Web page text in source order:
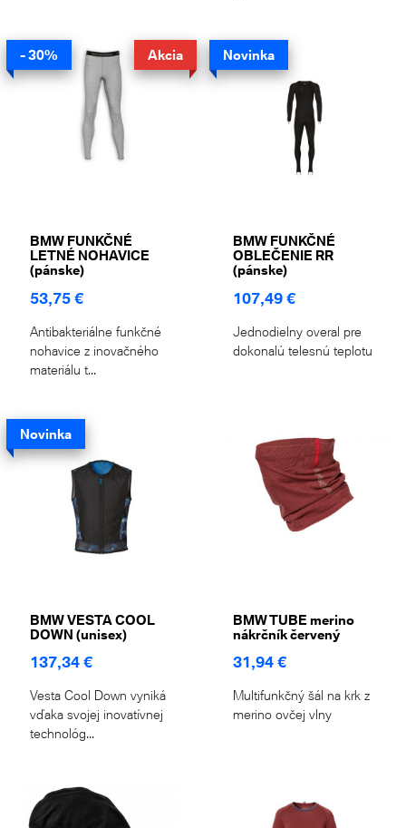
Akcia
- 30%
BMW FUNKČNÉ
LETNÉ NOHAVICE
(pánske)
53,75 €
Antibakteriálne funkčné
nohavice z inovačného
materiálu t...
Novinka
BMW FUNKČNÉ
OBLEČENIE RR
(pánske)
107,49 €
Jednodielny overal pre
dokonalú telesnú teplotu
Novinka
BMW VESTA COOL
DOWN (unisex)
137,34 €
Vesta Cool Down vyniká
vďaka svojej inovatívnej
technológ...
BMW TUBE merino
nákrčník červený
31,94 €
Multifunkčný šál na krk z
merino ovčej vlny